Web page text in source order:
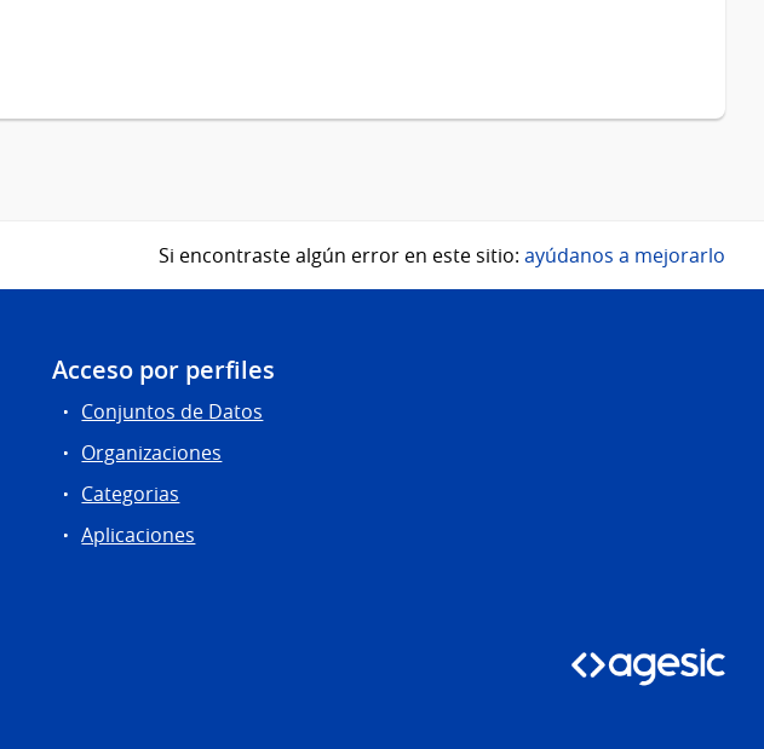
Si encontraste algún error en este sitio: ayúdanos a mejorarlo
Acceso por perfiles
Conjuntos de Datos
Organizaciones
Categorias
Aplicaciones